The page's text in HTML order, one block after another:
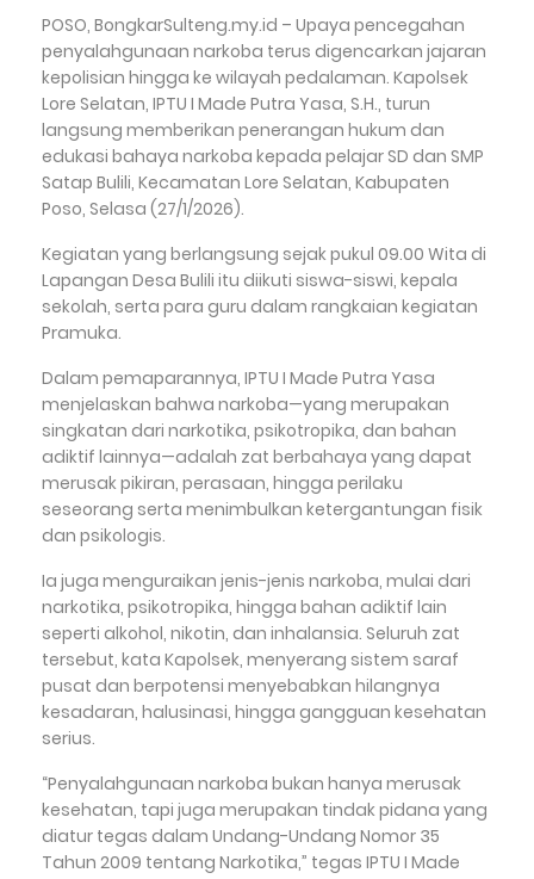
POSO, BongkarSulteng.my.id – Upaya pencegahan
penyalahgunaan narkoba terus digencarkan jajaran
kepolisian hingga ke wilayah pedalaman. Kapolsek
Lore Selatan, IPTU I Made Putra Yasa, S.H., turun
langsung memberikan penerangan hukum dan
edukasi bahaya narkoba kepada pelajar SD dan SMP
Satap Bulili, Kecamatan Lore Selatan, Kabupaten
Poso, Selasa (27/1/2026).
Kegiatan yang berlangsung sejak pukul 09.00 Wita di
Lapangan Desa Bulili itu diikuti siswa-siswi, kepala
sekolah, serta para guru dalam rangkaian kegiatan
Pramuka.
Dalam pemaparannya, IPTU I Made Putra Yasa
menjelaskan bahwa narkoba—yang merupakan
singkatan dari narkotika, psikotropika, dan bahan
adiktif lainnya—adalah zat berbahaya yang dapat
merusak pikiran, perasaan, hingga perilaku
seseorang serta menimbulkan ketergantungan fisik
dan psikologis.
Ia juga menguraikan jenis-jenis narkoba, mulai dari
narkotika, psikotropika, hingga bahan adiktif lain
seperti alkohol, nikotin, dan inhalansia. Seluruh zat
tersebut, kata Kapolsek, menyerang sistem saraf
pusat dan berpotensi menyebabkan hilangnya
kesadaran, halusinasi, hingga gangguan kesehatan
serius.
“Penyalahgunaan narkoba bukan hanya merusak
kesehatan, tapi juga merupakan tindak pidana yang
diatur tegas dalam Undang-Undang Nomor 35
Tahun 2009 tentang Narkotika,” tegas IPTU I Made